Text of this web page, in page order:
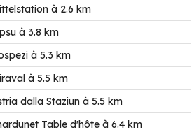
à 2.6 km
à 3.8 km
à 5.3 km
à 5.5 km
dalla Staziun à 5.5 km
Table d'hôte à 6.4 km